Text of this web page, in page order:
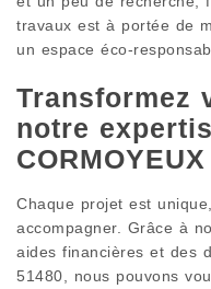
travaux est à portée de
un espace éco-
Transformez
notre
CORMOYEUX
Chaque projet est
accompagner. Grâce à
aides financières et des
51480, nous pouvons